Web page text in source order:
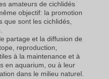
amateurs de cichlidés
objectif: la promotion
que sont les cichlidés,
partage et la diffusion de
reproduction,
à la maintenance et à
en aquarium, ou à leur
dans le milieu naturel.